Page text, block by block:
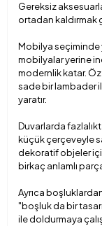
Gereksiz
ortadan kaldırmak
Mobilya seçiminde
mobilyalar yerine
modernlik katar.
sade bir lambader
yaratır.
Duvarlarda
küçük çerçeveyle
dekoratif objeler
birkaç anlamlı
Ayrıca
"boşluk da bir
ile doldurmaya